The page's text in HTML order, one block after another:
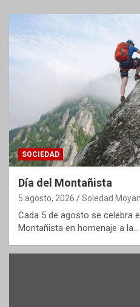
SOCIEDAD
Día del Montañista
5 agosto, 2026 Soledad
Cada 5 de agosto se celebra
Montañista en homenaje a la…